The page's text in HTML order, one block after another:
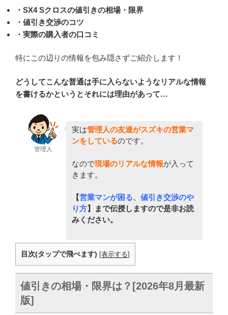
・SX4 Sクロスの値引きの相場・限界
・値引き交渉のコツ
・実際の購入者の口コミ
特にこの辺りの情報を包み隠さずご紹介します！
どうしてこんな普通は手に入らないようなリアルな情報
を書けるかというとそれには理由があって…
管理人
実は管理人の友達がスズキの営業マ
ンをしているのです。
なので現場のリアルな情報が入って
きます。
【営業マンが困る、値引き交渉のや
り方】まで伝授しますので是非お読
みください。
目次(タップで飛べます) [表示する]
値引きの相場・限界は？[2026年8月最新
版]